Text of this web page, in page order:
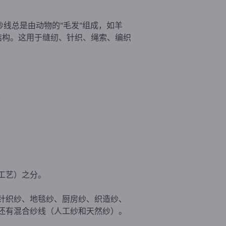
总是由动物的"毛发"组成，如羊
。这用于缝纫、针织、绳索、编织
）之分。
纱、地毯纱、厨房纱、织造纱、
混合纱线（人工纱和天然纱）。